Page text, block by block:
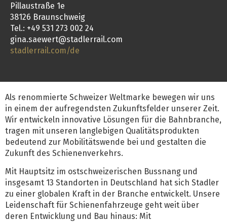
Pillaustraße 1e
38126 Braunschweig
Tel.: +49 531 273 002 24
gina.saewert@stadlerrail.com
stadlerrail.com/de
Als renommierte Schweizer Weltmarke bewegen wir uns
in einem der aufregendsten Zukunftsfelder unserer Zeit.
Wir entwickeln innovative Lösungen für die Bahnbranche,
tragen mit unseren langlebigen Qualitätsprodukten
bedeutend zur Mobilitätswende bei und gestalten die
Zukunft des Schienenverkehrs.
Mit Hauptsitz im ostschweizerischen Bussnang und
insgesamt 13 Standorten in Deutschland hat sich Stadler
zu einer globalen Kraft in der Branche entwickelt. Unsere
Leidenschaft für Schienenfahrzeuge geht weit über
deren Entwicklung und Bau hinaus: Mit